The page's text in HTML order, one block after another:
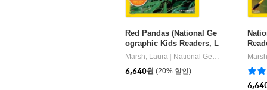
Red Pandas (National Ge
ographic Kids Readers, L
evel 1)
Marsh, Laura
National Geographic Kids
6,640원 (20% 할인)